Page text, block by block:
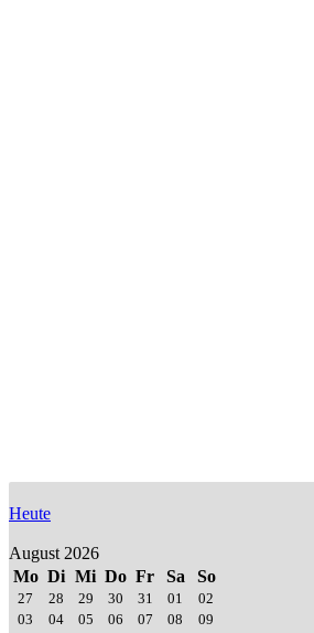
Heute
August 2026
Mo Di Mi Do Fr Sa So
27 28 29 30 31 01
02
03
04 05 06 07 08
09